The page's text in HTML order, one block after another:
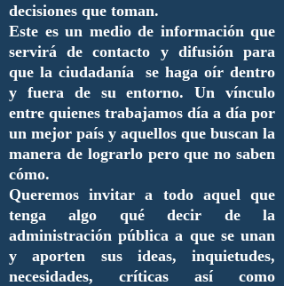
decisiones que toman.
Este es un medio de información que
servirá de contacto y difusión para
que la ciudadanía se haga oír dentro
y fuera de su entorno. Un vínculo
entre quienes trabajamos día a día por
un mejor país y aquellos que buscan la
manera de lograrlo pero que no saben
cómo.
Queremos invitar a todo aquel que
tenga algo qué decir de la
administración pública a que se unan
y aporten sus ideas, inquietudes,
necesidades, críticas así como